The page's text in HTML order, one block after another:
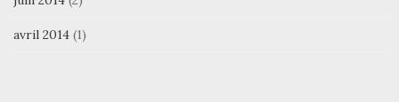
avril 2014 (1)